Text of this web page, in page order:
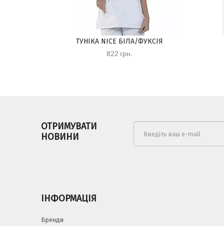
ТУНІКА NICE БІЛА/ФУКСІЯ
822 грн.
ОТРИМУВАТИ
НОВИНИ
ІНФОРМАЦІЯ
Бренди